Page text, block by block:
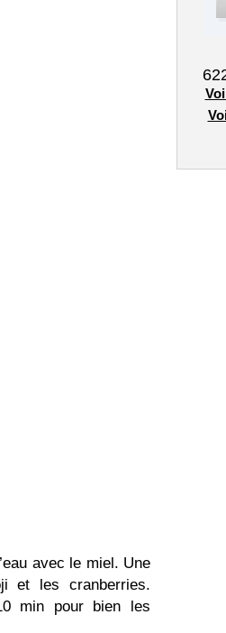
avec le miel. Une
et les cranberries.
min pour bien les